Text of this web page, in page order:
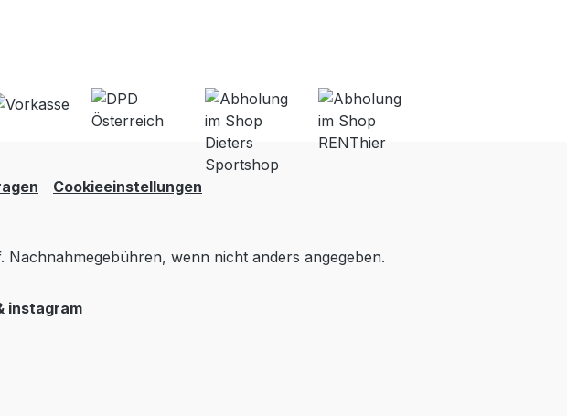
Cookieeinstellungen
Nachnahmegebühren, wenn nicht anders angegeben.
instagram